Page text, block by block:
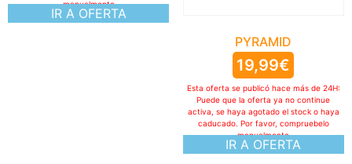
IR A OFERTA
manualmente
PYRAMID
19,99€
IR A OFERTA
Esta oferta se publicó hace más de 24H:
Puede que la oferta ya no continue
activa, se haya agotado el stock o haya
caducado. Por favor, compruebelo
manualmente